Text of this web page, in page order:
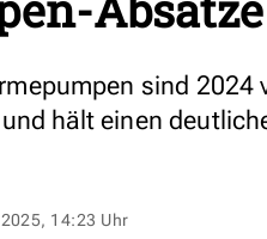
sind 2024
hält einen
14:23 Uhr